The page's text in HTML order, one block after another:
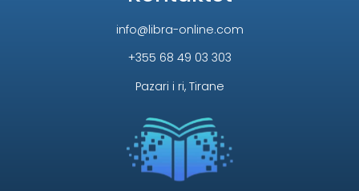
info@libra-online.com
+355 68 49 03 303
Pazari i ri, Tirane